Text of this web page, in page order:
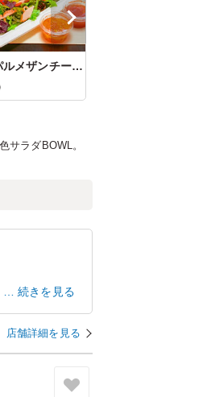
たっぷり！パルメザンチーズとベーコン...
サラダBOWL。
と趣向を変
好評でした。
2026/07/21
続きを見る
店舗詳細を見る